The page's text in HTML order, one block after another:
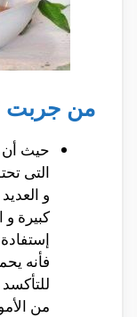
من جربت
حيث أن
التى
و
كبيرة
فأنه
من